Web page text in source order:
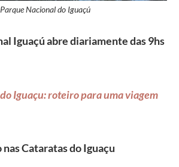
Parque Nacional do Iguaçú
Iguaçú abre diariamente das 9hs
Iguaçu: roteiro para uma viagem
nas Cataratas do Iguaçu